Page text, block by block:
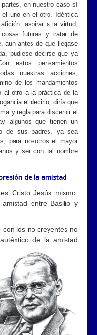
en nuestro caso sí
el uno en el otro. Idéntica
aspirar a la virtud,
futuras y tratar de
aun antes de que llegase
pudiese decirse que ya
estos pensamientos
nuestras acciones,
de los mandamientos
al otro a la práctica de la
el decirlo, diría que
y regla para discernir el
algunos que tienen un
de sus padres, ya sea
para nosotros el mayor
y ser con tal nombre
de la amistad
Cristo Jesús mismo,
entre Basilio y
con los no creyentes no
de la amistad